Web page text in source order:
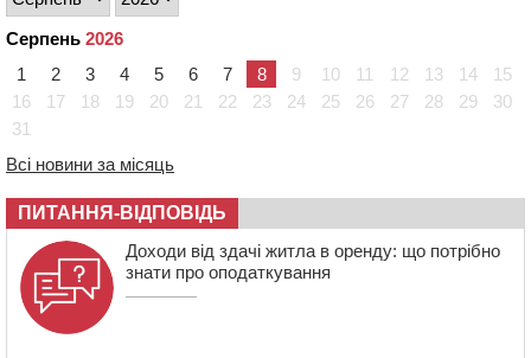
пропустивши інший кросовер
“Черкасиводоканал” пропонує підвищити
тарифи на воду та водовідведення з 2027 року
09:08
08:22 “На щиті” у Чорнобаївську громаду повертається
полеглий біля Кліщіївки воїн
07:30 Понад 968 мільйонів гривень земельного податку
сплатили на Черкащині
Серпень 2026
1
2 3 4 5 6 7 8 9 10 11 12 13 14
15
16
17 18 19 20 21 22 23 24 25 26 27 28 29
30
31
Всі новини за місяць
ПИТАННЯ-ВІДПОВІДЬ
Доходи від здачі житла в оренду: що потрібно
знати про оподаткування